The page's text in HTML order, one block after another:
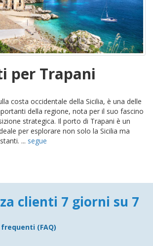
per Trapani
costa occidentale della Sicilia, è una delle
della regione, nota per il suo fascino
strategica. Il porto di Trapani è un
per esplorare non solo la Sicilia ma
... segue
clienti 7 giorni su 7
(FAQ)